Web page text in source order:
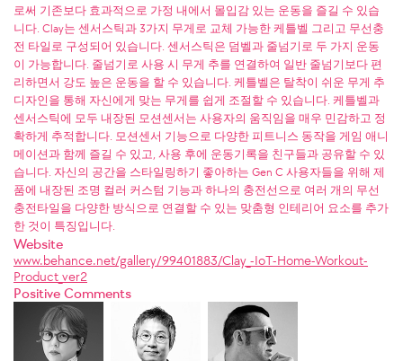
로써 기존보다 효과적으로 가정 내에서 몰입감 있는 운동을 즐길 수 있습
니다. Clay는 센서스틱과 3가지 무게로 교체 가능한 케틀벨 그리고 무선충
전 타일로 구성되어 있습니다. 센서스틱은 덤벨과 줄넘기로 두 가지 운동
이 가능합니다. 줄넘기로 사용 시 무게 추를 연결하여 일반 줄넘기보다 편
리하면서 강도 높은 운동을 할 수 있습니다. 케틀벨은 탈착이 쉬운 무게 추
디자인을 통해 자신에게 맞는 무게를 쉽게 조절할 수 있습니다. 케틀벨과
센서스틱에 모두 내장된 모션센서는 사용자의 움직임을 매우 민감하고 정
확하게 추적합니다. 모션센서 기능으로 다양한 피트니스 동작을 게임 애니
메이션과 함께 즐길 수 있고, 사용 후에 운동기록을 친구들과 공유할 수 있
습니다. 자신의 공간을 스타일링하기 좋아하는 Gen C 사용자들을 위해 제
품에 내장된 조명 컬러 커스텀 기능과 하나의 충전선으로 여러 개의 무선
충전타일을 다양한 방식으로 연결할 수 있는 맞춤형 인테리어 요소를 추가
한 것이 특징입니다.
Website
www.behance.net/gallery/99401883/Clay_-IoT-Home-Workout-
Product_ver2
Positive Comments